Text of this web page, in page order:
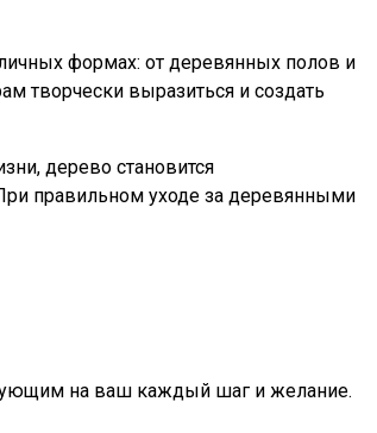
формах: от деревянных полов и
творчески выразиться и создать
дерево становится
правильном уходе за деревянными
на ваш каждый шаг и желание.